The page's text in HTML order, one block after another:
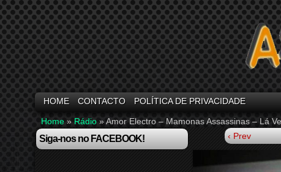
HOME CONTACTO POLÍTICA DE PRIVACIDADE
Home » Rádio »Amor Electro – Mamonas Assassinas – Lá
Siga-nos no FACEBOOK! ‹ Prev